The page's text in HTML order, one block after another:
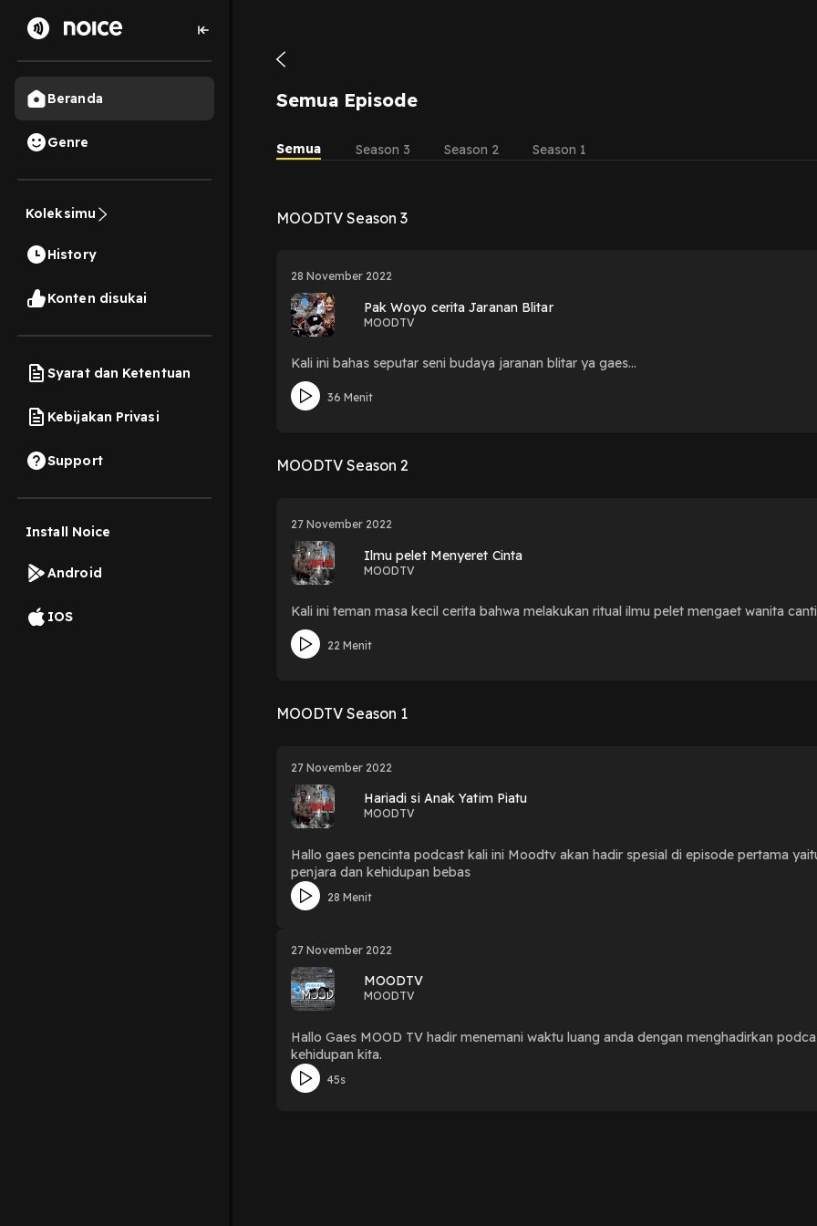
Beranda
Genre
Koleksimu
History
Konten disukai
Syarat dan Ketentuan
Kebijakan Privasi
Support
Install Noice
Android
IOS
Semua Episode
Semua Season 3 Season 2 Season 1
MOODTV Season 3
28 November 2022
Pak Woyo cerita Jaranan Blitar
MOODTV
Kali ini bahas seputar seni budaya jaranan blitar ya gaes...
36 Menit
MOODTV Season 2
27 November 2022
Ilmu pelet Menyeret Cinta
MOODTV
Kali ini teman masa kecil cerita bahwa melakukan ritual ilmu pelet mengaet wanita
22 Menit
MOODTV Season 1
27 November 2022
Hariadi si Anak Yatim Piatu
MOODTV
Hallo gaes pencinta podcast kali ini Moodtv akan hadir spesial di episode pertama
penjara dan kehidupan bebas
28 Menit
27 November 2022
MOODTV
MOODTV
Hallo Gaes MOOD TV hadir menemani waktu luang anda dengan menghadirkan
kehidupan kita.
45s